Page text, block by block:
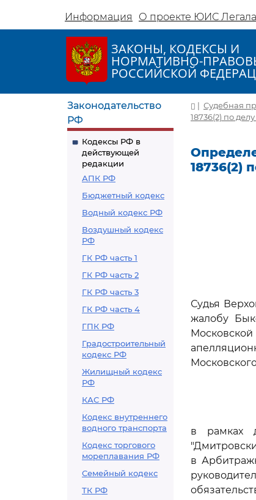
Информация О проекте ЮИС
ЗАКОНЫ, КОДЕКСЫ И
НОРМАТИВНО-
РОССИЙСКОЙ
Законодательство
РФ
Кодексы РФ в
действующей
редакции
АПК РФ
Бюджетный кодекс
Водный кодекс РФ
Воздушный кодекс
РФ
ГК РФ часть 1
ГК РФ часть 2
ГК РФ часть 3
ГК РФ часть 4
ГПК РФ
Градостроительный
кодекс РФ
Жилищный кодекс
РФ
КАС РФ
Кодекс внутреннего
водного транспорта
Кодекс торгового
мореплавания РФ
Семейный кодекс
ТК РФ
| Судебная
18736(2) по
18736(2)
Судья
жалобу
в рамках
в